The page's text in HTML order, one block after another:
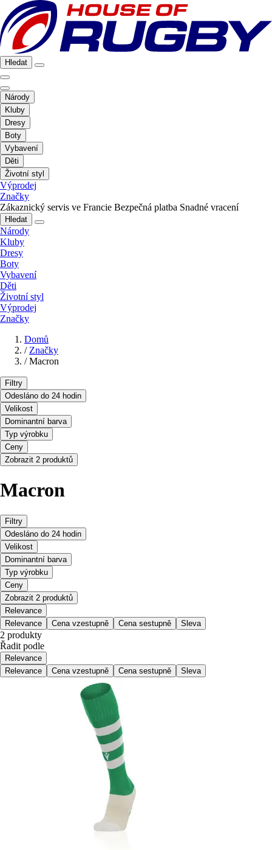
Hledat
Národy
Kluby
Dresy
Boty
Vybavení
Děti
Životní styl
Výprodej
Značky
Zákaznický servis ve Francie Bezpečná platba Snadné vracení
Hledat
Národy
Kluby
Dresy
Boty
Vybavení
Děti
Životní styl
Výprodej
Značky
Domů
/ Značky
/ Macron
Filtry
Odesláno do 24 hodin
Velikost
Dominantní barva
Typ výrobku
Ceny
Zobrazit 2 produktů
Macron
Filtry
Odesláno do 24 hodin
Velikost
Dominantní barva
Typ výrobku
Ceny
Zobrazit 2 produktů
Relevance
Relevance
Cena vzestupně Cena sestupně Sleva
2 produkty
Řadit podle
Relevance
Relevance
Cena vzestupně Cena sestupně Sleva